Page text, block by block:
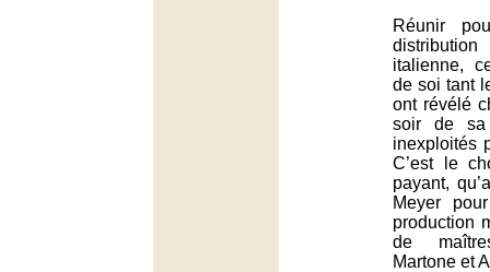
Réunir
distribution
italienne,
de soi tant
ont révélé
soir de
inexploités
C’est le
payant,
Meyer
production
de
Martone et